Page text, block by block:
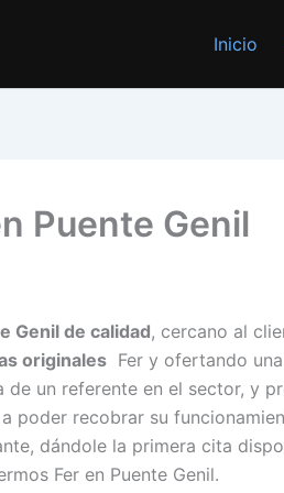
Inicio
Puente Genil
Genil de calidad, cercano al
originales Fer y ofertando una
un referente en el sector, y
poder recobrar su
dándole la primera cita
Fer en Puente Genil.